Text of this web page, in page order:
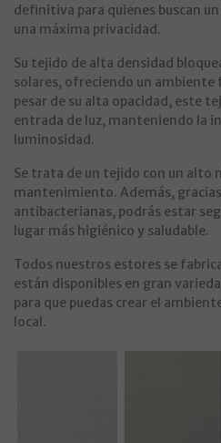
definitiva para quienes buscan
una máxima privacidad.
Su tejido de alta densidad
solares, ofreciendo un
pesar de su alta opacidad, este
entrada de luz, manteniendo la
luminosidad.
Se trata de un tejido con un alto
mantenimiento. Además,
antibacterianas, podrás estar
lugar más higiénico y saludable.
Todos nuestros estores se
están disponibles en gran
para que puedas crear el
local.